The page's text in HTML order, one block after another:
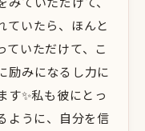
ていたら、ほんと
ていただけて、こ
励みになるし力に
す✨️私も彼にとっ
ように、自分を信